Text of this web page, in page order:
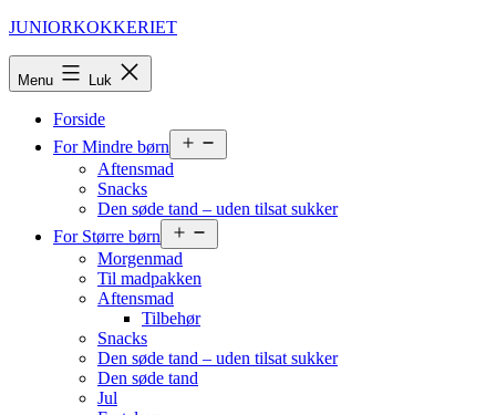
Fortsæt
JUNIORKOKKERIET
Menu Luk
Forside
For Mindre børn
menu
Aftensmad
Snacks
Den søde tand – uden tilsat sukker
For Større børn
menu
Morgenmad
Til madpakken
Aftensmad
Tilbehør
Snacks
Den søde tand – uden tilsat sukker
Den søde tand
Jul